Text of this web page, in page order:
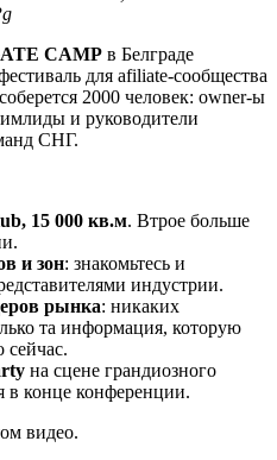
CAMP в Белграде
для afiliate-сообщества
2000 человек: owner-ы
и руководители
СНГ.
15 000 кв.м. Втрое больше
и зон: знакомьтесь и
индустрии.
рынка: никаких
та информация, которую
на сцене грандиозного
в конце конференции.
видео.